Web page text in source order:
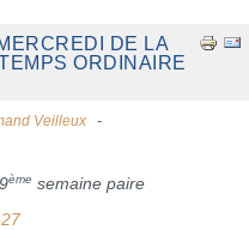
DE LA
ORDINAIRE
Veilleux
ème semaine paire